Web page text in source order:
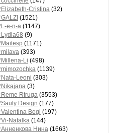
Cristina (32)
(1521)
e-n-a (1147)
(9)
(1171)
(393)
Li (498)
(1139)
Leoni (303)
(3)
Rtruga (3553)
Design (177)
Begi (197)
Natalka (144)
Нина (1663)